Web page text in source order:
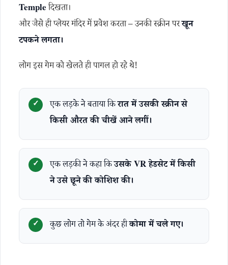
Templeदिखता।
और जैसे ही प्लेयर मंदिर में प्रवेश करता – उनकी स्क्रीन परखून
टपकने लगता।
लोग इस गेम को खेलते ही पागल हो रहे थे!
एक लड़के ने बताया किरात में उसकी स्क्रीन से
किसी औरत की चीखें आने लगीं।
एक लड़की ने कहा किउसके VR हेडसेट में किसी
ने उसे छूने की कोशिश की।
कुछ लोग तो गेम के अंदर हीकोमा में चले गए।